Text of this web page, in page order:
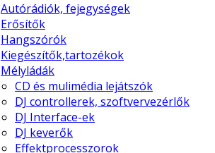
Autórádiók, fejegységek
Erősítők
Hangszórók
Kiegészítők,tartozékok
Mélyládák
CD és mulimédia lejátszók
DJ controllerek, szoftvervezérlők
DJ Interface-ek
DJ keverők
Effektprocesszorok